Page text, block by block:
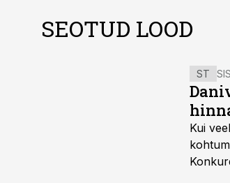
SEOTUD LOOD
ST
Kui